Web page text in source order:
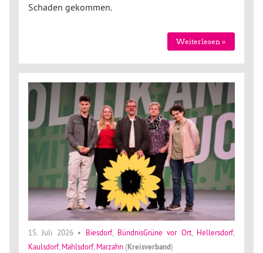
Schaden gekommen.
Weiterlesen »
15. Juli 2026• Biesdorf, BündnisGrüne vor Ort, Hellersdorf,
Kaulsdorf, Mahlsdorf, Marzahn (Kreisverband)